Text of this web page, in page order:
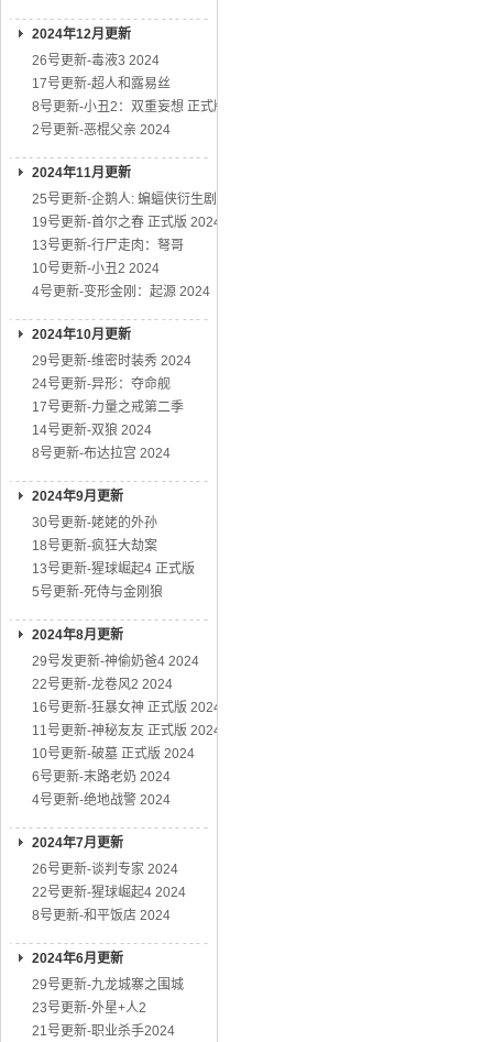
2024年12月更新
26号更新-毒液3 2024
17号更新-超人和露易丝
8号更新-小丑2：双重妄想 正式版
2号更新-恶棍父亲 2024
2024年11月更新
25号更新-企鹅人: 蝙蝠侠衍生剧
19号更新-首尔之春 正式版 2024
13号更新-行尸走肉：弩哥
10号更新-小丑2 2024
4号更新-变形金刚：起源 2024
2024年10月更新
29号更新-维密时装秀 2024
24号更新-异形：夺命舰
17号更新-力量之戒第二季
14号更新-双狼 2024
8号更新-布达拉宫 2024
2024年9月更新
30号更新-姥姥的外孙
18号更新-疯狂大劫案
13号更新-猩球崛起4 正式版
5号更新-死侍与金刚狼
2024年8月更新
29号发更新-神偷奶爸4 2024
22号更新-龙卷风2 2024
16号更新-狂暴女神 正式版 2024
11号更新-神秘友友 正式版 2024
10号更新-破墓 正式版 2024
6号更新-末路老奶 2024
4号更新-绝地战警 2024
2024年7月更新
26号更新-谈判专家 2024
22号更新-猩球崛起4 2024
8号更新-和平饭店 2024
2024年6月更新
29号更新-九龙城寨之围城
23号更新-外星+人2
21号更新-职业杀手2024